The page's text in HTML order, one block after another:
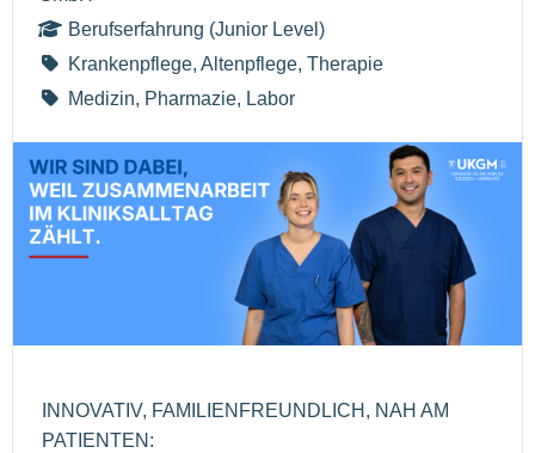
Berufserfahrung (Junior Level)
Krankenpflege, Altenpflege, Therapie
Medizin, Pharmazie, Labor
INNOVATIV, FAMILIENFREUNDLICH, NAH AM
PATIENTEN: